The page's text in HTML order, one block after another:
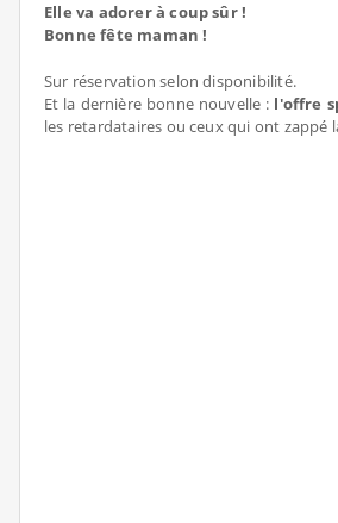
Elle va adorer à coup sûr !
Bonne fête maman !
Sur réservation selon disponibilité.
Et la dernière bonne nouvelle : l'offre
les retardataires ou ceux qui ont zappé